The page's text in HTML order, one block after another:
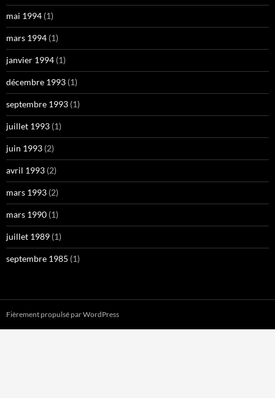
mai 1994 (1)
mars 1994 (1)
janvier 1994 (1)
décembre 1993 (1)
septembre 1993 (1)
juillet 1993 (1)
juin 1993 (2)
avril 1993 (2)
mars 1993 (2)
mars 1990 (1)
juillet 1989 (1)
septembre 1985 (1)
Fièrement propulsé par WordPress